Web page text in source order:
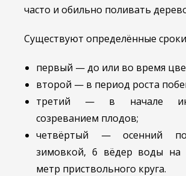
часто и обильно поливать
Существуют определённые
первый — до или во время
второй — в период роста
третий — в начале
созреванием плодов;
четвёртый — осенний
зимовкой, 6 вёдер воды на
метр приствольного круга.